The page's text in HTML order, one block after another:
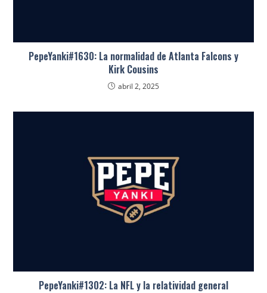
PepeYanki#1630: La normalidad de Atlanta Falcons y
Kirk Cousins
abril 2, 2025
PepeYanki#1302: La NFL y la relatividad general